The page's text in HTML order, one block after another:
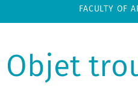
FACULTY OF
Objet